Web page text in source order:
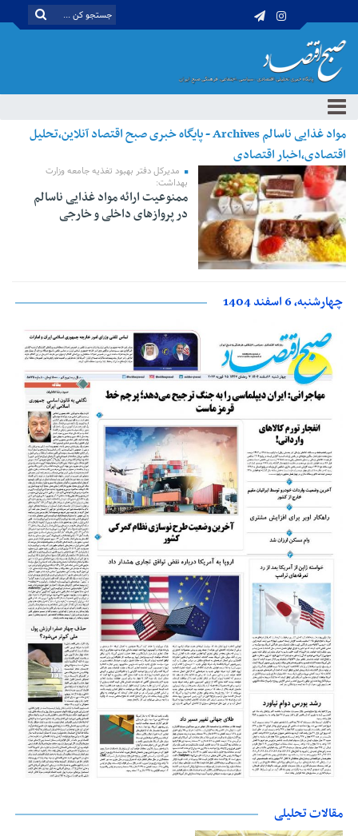
مواد غذایی ناسالم Archives - پایگاه خبری صبح اقتصاد آنلاین،تحلیل
اقتصادی،اخبار اقتصادی
مدیرکل دفتر بهبود تغذیه جامعه وزارت
بهداشت:
ممنوعیت ارائه مواد غذایی ناسالم
در پروازهای داخلی و خارجی
چهارشنبه، 6 اسفند 1404
مقالات تحلیلی